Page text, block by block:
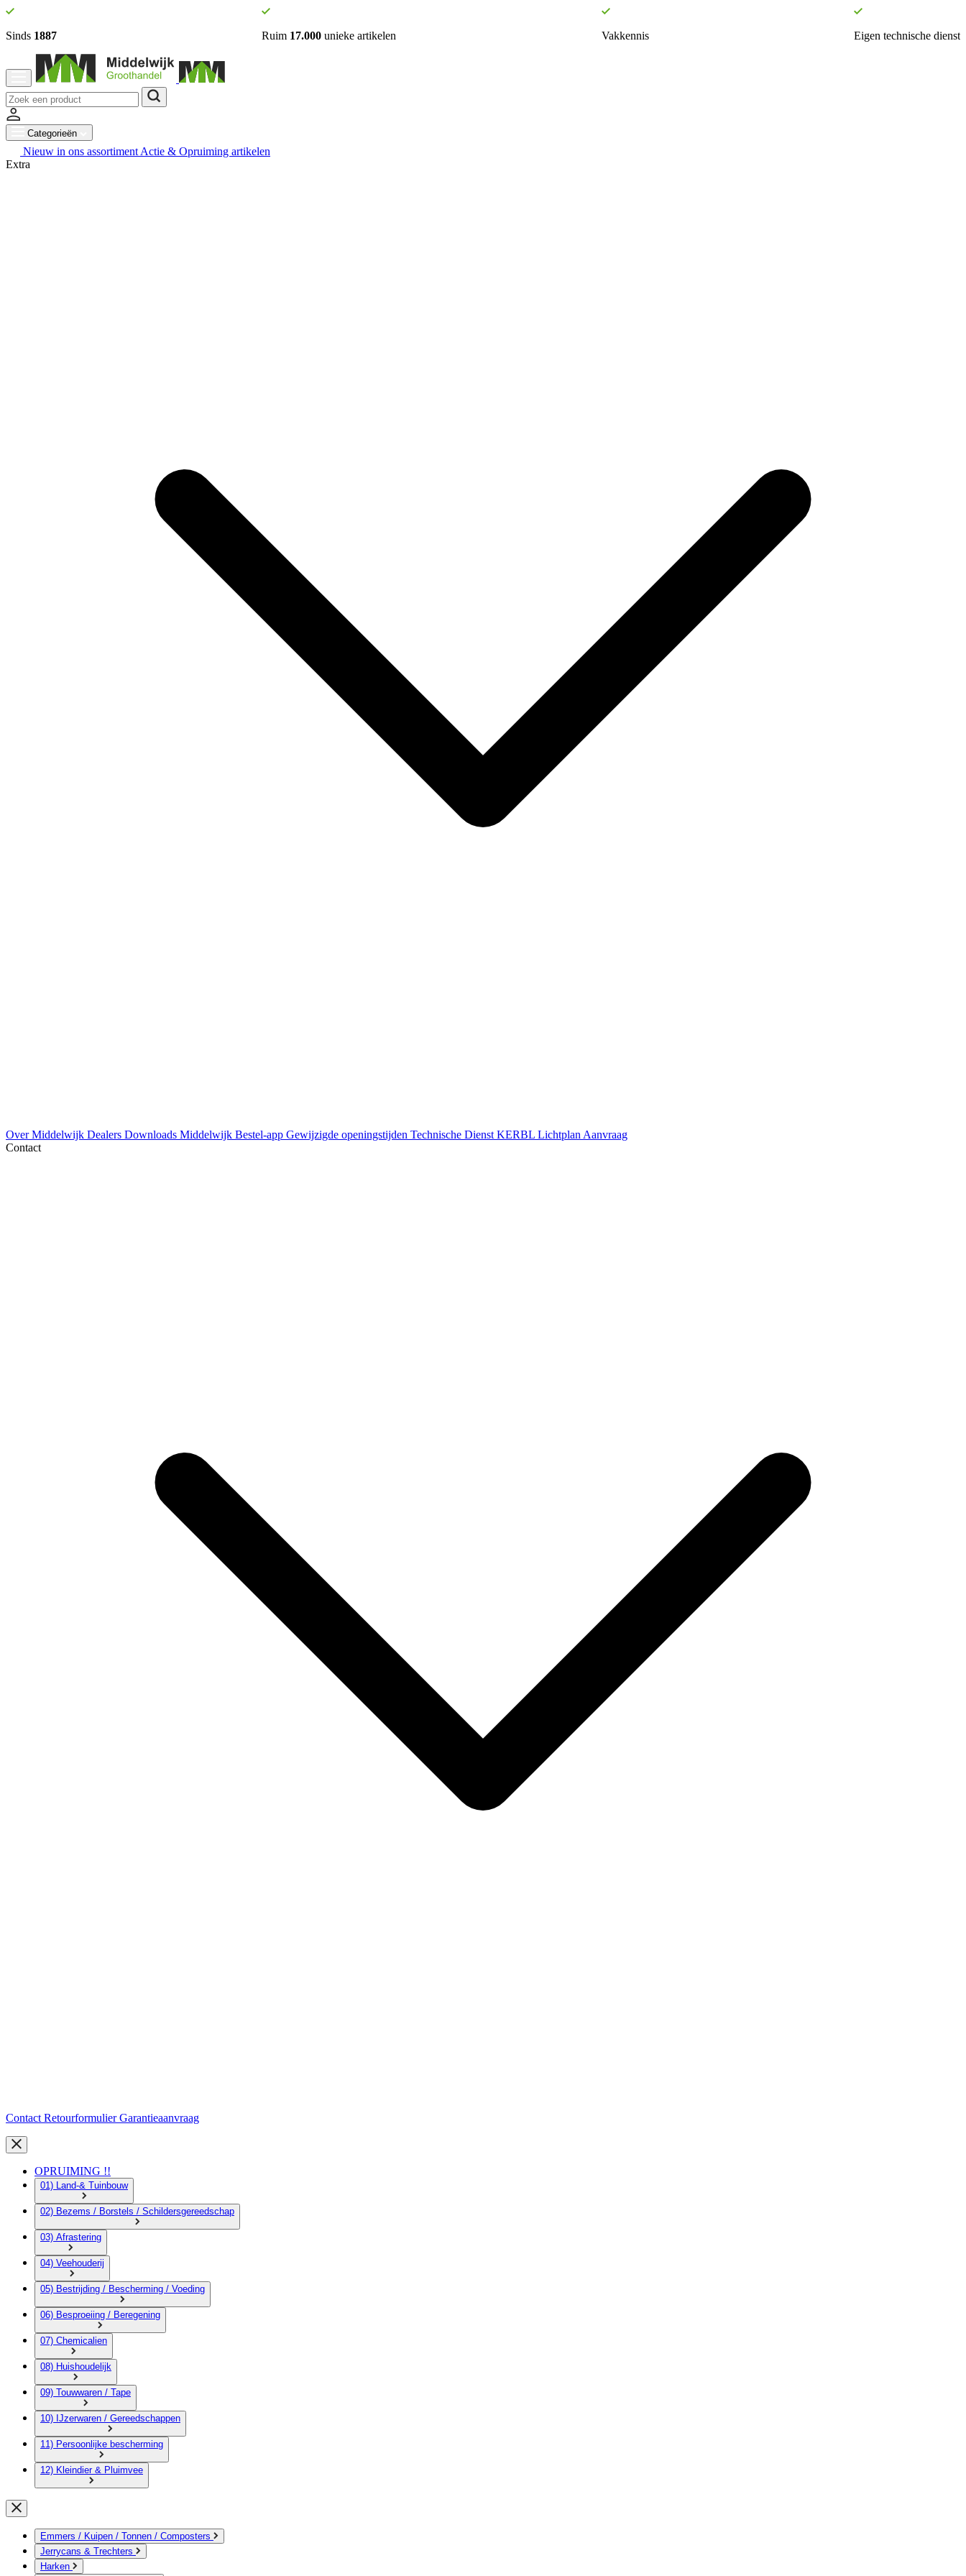
Sinds 1887 Ruim 17.000 unieke artikelen Vakkennis Eigen technische dienst
Categorieën
Nieuw in ons assortiment Actie & Opruiming artikelen
Extra
Over Middelwijk Dealers Downloads Middelwijk Bestel-app Gewijzigde openingstijden Technische Dienst KERBL Lichtplan Aanvraag
Contact
Contact RetourformulierGarantieaanvraag
OPRUIMING !!
01) Land-& Tuinbouw
02) Bezems / Borstels / Schildersgereedschap
03) Afrastering
04) Veehouderij
05) Bestrijding / Bescherming / Voeding
06) Besproeiing / Beregening
07) Chemicalien
08) Huishoudelijk
09) Touwwaren / Tape
10) IJzerwaren / Gereedschappen
11) Persoonlijke bescherming
12) Kleindier & Pluimvee
Emmers / Kuipen / Tonnen / Composters
Jerrycans & Trechters
Harken